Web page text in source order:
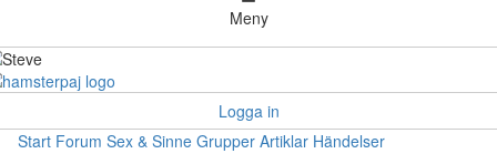
Meny
Logga in
Start Forum Sex & Sinne Grupper Artiklar Händelser